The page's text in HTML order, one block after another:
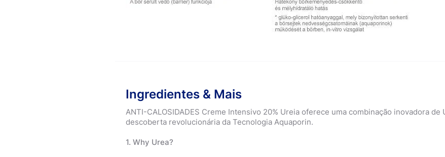
Ingredientes & Mais
ANTI-CALOSIDADES Creme Intensivo 20% Ureia oferece uma combinação inovadora
descoberta revolucionária da Tecnologia Aquaporin.
1. Why Urea?